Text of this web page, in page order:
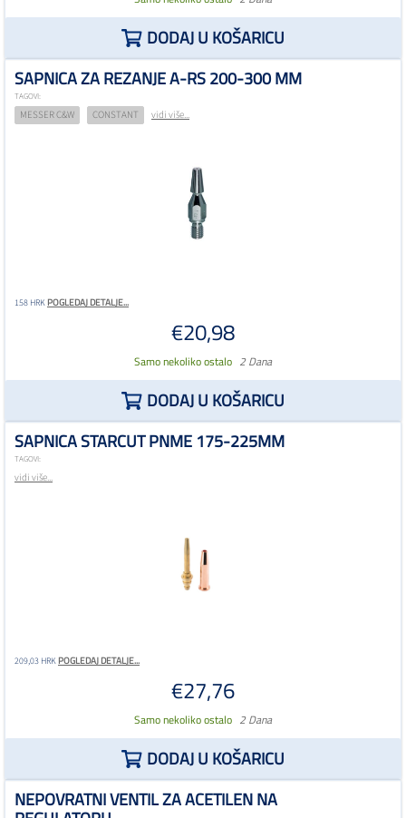
DODAJ U KOŠARICU
SAPNICA ZA REZANJE A-RS 200-300 MM
TAGOVI:
MESSER C&W CONSTANT vidi više...
158 HRKPOGLEDAJ DETALJE...
€20,98
Samo nekoliko ostalo 2 Dana
DODAJ U KOŠARICU
SAPNICA STARCUT PNME 175-225MM
TAGOVI:
vidi više...
209,03 HRKPOGLEDAJ DETALJE...
€27,76
Samo nekoliko ostalo 2 Dana
DODAJ U KOŠARICU
NEPOVRATNI VENTIL ZA ACETILEN NA